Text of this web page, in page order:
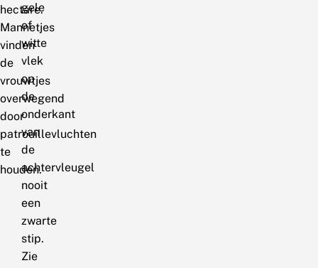
hectare.
Mannetjes
vinden
de
vrouwtjes
overwegend
door
patrouillevluchten
te
houden.
gele
of
witte
vlek
op
de
onderkant
van
de
achtervleugel
nooit
een
zwarte
stip.
Zie